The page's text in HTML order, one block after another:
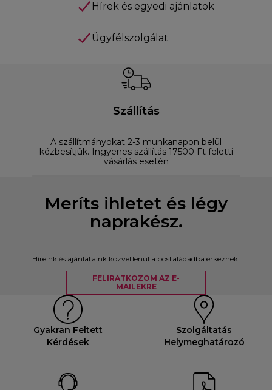
Hírek és egyedi ajánlatok
Ügyfélszolgálat
Szállítás
A szállítmányokat 2-3 munkanapon belül
kézbesítjük. Ingyenes szállítás 17500 Ft feletti
vásárlás esetén
Meríts ihletet és légy
naprakész.
Híreink és ajánlataink közvetlenül a postaládádba érkeznek.
FELIRATKOZOM AZ E-
MAILEKRE
Gyakran Feltett
Kérdések
Szolgáltatás
Helymeghatározó